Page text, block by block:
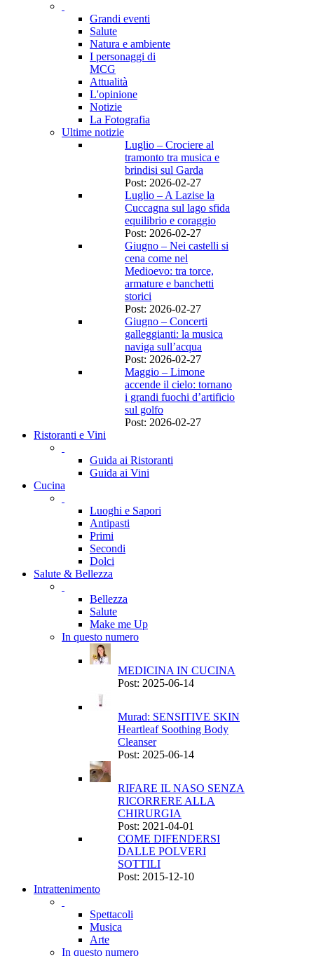
Grandi eventi
Salute
Natura e ambiente
I personaggi di
MCG
Attualità
L'opinione
Notizie
La Fotografia
Ultime notizie
Luglio – Crociere al
tramonto tra musica e
brindisi sul Garda
Post: 2026-02-27
Luglio – A Lazise la
Cuccagna sul lago sfida
equilibrio e coraggio
Post: 2026-02-27
Giugno – Nei castelli si
cena come nel
Medioevo: tra torce,
armature e banchetti
storici
Post: 2026-02-27
Giugno – Concerti
galleggianti: la musica
naviga sull’acqua
Post: 2026-02-27
Maggio – Limone
accende il cielo: tornano
i grandi fuochi d’artificio
sul golfo
Post: 2026-02-27
Ristoranti e Vini
Guida ai Ristoranti
Guida ai Vini
Cucina
Luoghi e Sapori
Antipasti
Primi
Secondi
Dolci
Salute & Bellezza
Bellezza
Salute
Make me Up
In questo numero
MEDICINA IN CUCINA
Post: 2025-06-14
Murad: SENSITIVE SKIN
Heartleaf Soothing Body
Cleanser
Post: 2025-06-14
RIFARE IL NASO SENZA
RICORRERE ALLA
CHIRURGIA
Post: 2021-04-01
COME DIFENDERSI
DALLE POLVERI
SOTTILI
Post: 2015-12-10
Intrattenimento
Spettacoli
Musica
Arte
In questo numero